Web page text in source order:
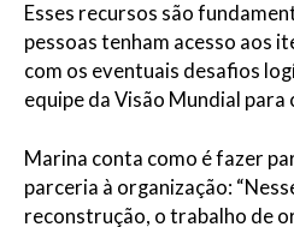
Esses recursos são
pessoas tenham acesso aos
com os eventuais desafios
equipe da Visão Mundial para
Marina conta como é fazer
parceria à organização:
reconstrução, o trabalho de